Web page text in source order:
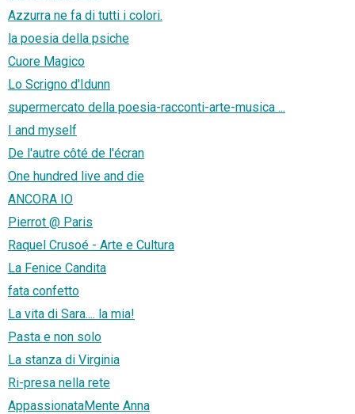
Azzurra ne fa di tutti i colori.
la poesia della psiche
Cuore Magico
Lo Scrigno d'Idunn
supermercato della poesia-racconti-arte-musica ...
I and myself
De l'autre côté de l'écran
One hundred live and die
ANCORA IO
Pierrot @ Paris
Raquel Crusoé - Arte e Cultura
La Fenice Candita
fata confetto
La vita di Sara.... la mia!
Pasta e non solo
La stanza di Virginia
Ri-presa nella rete
AppassionataMente Anna